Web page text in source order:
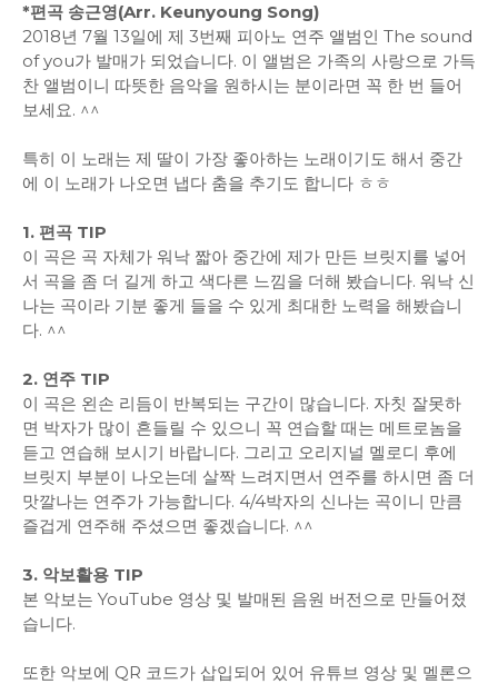
*편곡 송근영(Arr. Keunyoung Song)
2018년 7월 13일에 제 3번째 피아노 연주 앨범인 The sound
of you가 발매가 되었습니다. 이 앨범은 가족의 사랑으로 가득
찬 앨범이니 따뜻한 음악을 원하시는 분이라면 꼭 한 번 들어
보세요. ^^
특히 이 노래는 제 딸이 가장 좋아하는 노래이기도 해서 중간
에 이 노래가 나오면 냅다 춤을 추기도 합니다 ㅎㅎ
1. 편곡 TIP
이 곡은 곡 자체가 워낙 짧아 중간에 제가 만든 브릿지를 넣어
서 곡을 좀 더 길게 하고 색다른 느낌을 더해 봤습니다. 워낙 신
나는 곡이라 기분 좋게 들을 수 있게 최대한 노력을 해봤습니
다. ^^
2. 연주 TIP
이 곡은 왼손 리듬이 반복되는 구간이 많습니다. 자칫 잘못하
면 박자가 많이 흔들릴 수 있으니 꼭 연습할 때는 메트로놈을
듣고 연습해 보시기 바랍니다. 그리고 오리지널 멜로디 후에
브릿지 부분이 나오는데 살짝 느려지면서 연주를 하시면 좀 더
맛깔나는 연주가 가능합니다. 4/4박자의 신나는 곡이니 만큼
즐겁게 연주해 주셨으면 좋겠습니다. ^^
3. 악보활용 TIP
본 악보는 YouTube 영상 및 발매된 음원 버전으로 만들어졌
습니다.
또한 악보에 QR 코드가 삽입되어 있어 유튜브 영상 및 멜론으